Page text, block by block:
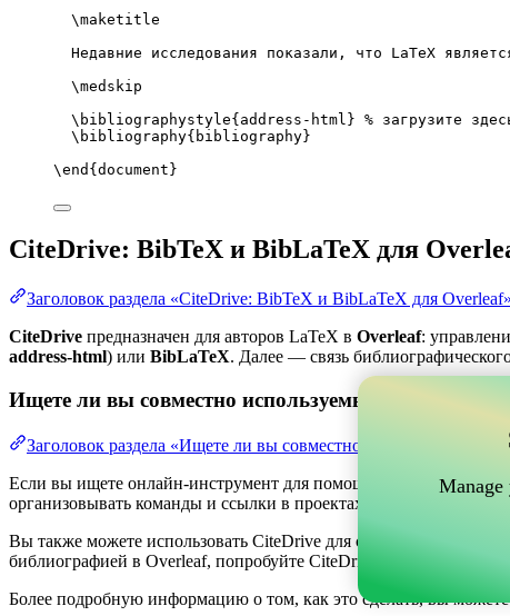
\maketitle
Недавние исследования показали, что LaTeX
\medskip
\bibliographystyle{address-html} % загрузите
\bibliography{bibliography}
\end { document }
CiteDrive: BibTeX и BibLaTeX для
Заголовок раздела «CiteDrive: BibTeX и BibLaTeX для Overleaf»
CiteDrive предназначен для авторов LaTeX в Overleaf:
address-html) или BibLaTeX. Далее — связь
Ищете ли вы совместно используемый онлайн-
Заголовок раздела «Ищете ли вы совместно используемый
Если вы ищете онлайн-инструмент для помощи в управлении
организовывать команды и ссылки в проектах, одновременно
Вы также можете использовать CiteDrive для создания
библиографией в Overleaf, попробуйте CiteDrive сегодня!
Более подробную информацию о том, как это сделать, вы